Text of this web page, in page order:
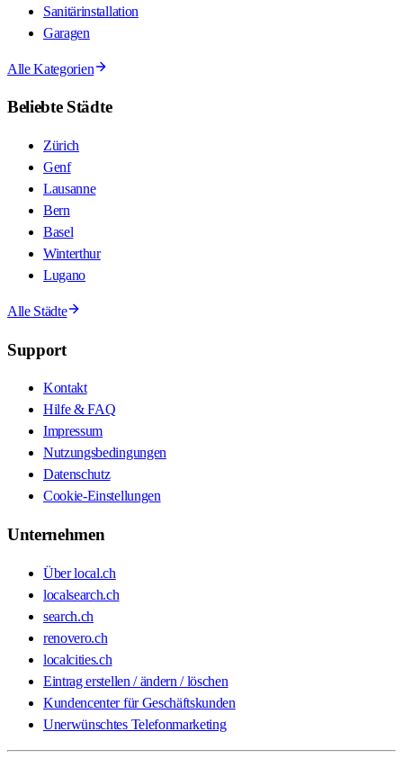
Sanitärinstallation
Garagen
Alle Kategorien
Beliebte Städte
Zürich
Genf
Lausanne
Bern
Basel
Winterthur
Lugano
Alle Städte
Support
Kontakt
Hilfe & FAQ
Impressum
Nutzungsbedingungen
Datenschutz
Cookie-Einstellungen
Unternehmen
Über local.ch
localsearch.ch
search.ch
renovero.ch
localcities.ch
Eintrag erstellen / ändern / löschen
Kundencenter für Geschäftskunden
Unerwünschtes Telefonmarketing